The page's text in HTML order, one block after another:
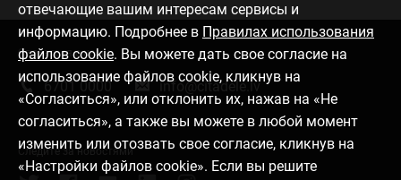
отвечающие вашим интересам сервисы и
информацию. Подробнее в Правилах использования
файлов cookie. Вы можете дать свое согласие на
использование файлов cookie, кликнув на
«Согласиться», или отклонить их, нажав на «Не
согласиться», а также вы можете в любой момент
изменить или отозвать свое согласие, кликнув на
«Настройки файлов cookie». Если вы решите
Связаться с нами
6701 0000 info@citadele.lv
Следите за новостями